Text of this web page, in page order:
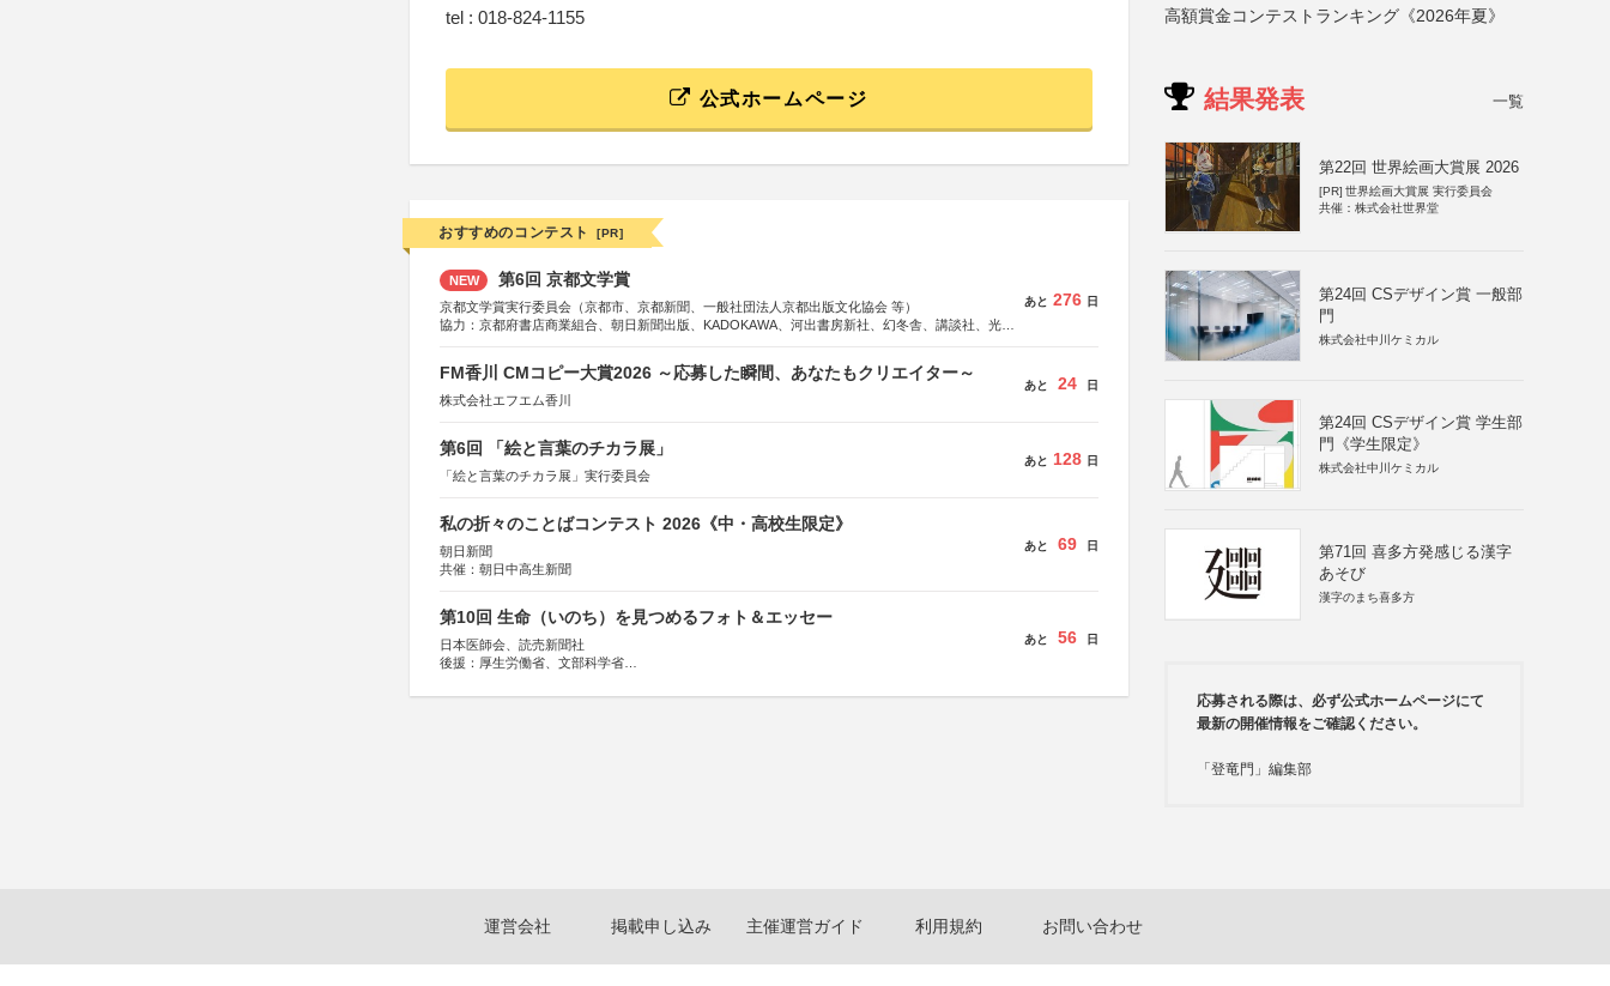
tel : 018-824-1155
公式ホームページ
おすすめのコンテスト [PR]
NEW 第6回 京都文学賞
京都文学賞実行委員会（京都市、京都新聞、一般社団法人京都出版文化協会 等）
協力：京都府書店商業組合、朝日新聞出版、KADOKAWA、河出書房新社、幻冬舎、講談社、光文
研究所、双葉社、文藝春秋、ポプラ社、毎日新聞出版
あと 276 日
FM香川 CMコピー大賞2026 ～応募した瞬間、あなたもクリエイター～
株式会社エフエム香川
あと 24 日
第6回 「絵と言葉のチカラ展」
「絵と言葉のチカラ展」実行委員会
あと 128 日
私の折々のことばコンテスト 2026《中・高校生限定》
朝日新聞
共催：朝日中高生新聞
あと 69 日
第10回 生命（いのち）を見つめるフォト＆エッセー
日本医師会、読売新聞社
後援：厚生労働省、文部科学省
あと 56 日
高額賞金コンテストランキング《2026年夏》
結果発表 一覧
第22回 世界絵画大賞展 2026
[PR] 世界絵画大賞展 実行委員会
共催：株式会社世界堂
第24回 CSデザイン賞 一般部
門
株式会社中川ケミカル
第24回 CSデザイン賞 学生部
門《学生限定》
株式会社中川ケミカル
第71回 喜多方発感じる漢字
あそび
漢字のまち喜多方
応募される際は、必ず公式ホームページにて
最新の開催情報をご確認ください。
「登竜門」編集部
運営会社 掲載申し込み 主催運営ガイド 利用規約 お問い合わせ